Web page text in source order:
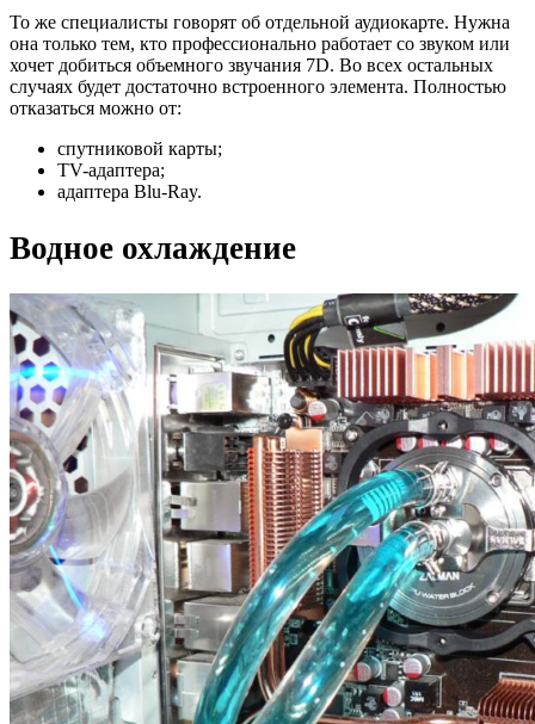
То же специалисты говорят об отдельной аудиокарте. Нужна
она только тем, кто профессионально работает со звуком или
хочет добиться объемного звучания 7D. Во всех остальных
случаях будет достаточно встроенного элемента. Полностью
отказаться можно от:
спутниковой карты;
TV-адаптера;
адаптера Blu-Ray.
Водное охлаждение